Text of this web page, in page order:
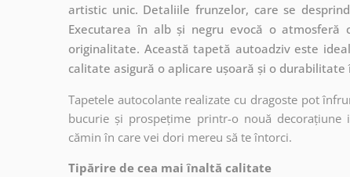
artistic unic. Detaliile frunzelor, care se
Executarea în alb și negru evocă o
originalitate. Această tapetă autoadziv este
calitate asigură o aplicare ușoară și o durabilitate
Tapetele autocolante realizate cu dragoste pot
bucurie și prospețime printr-o nouă
cămin în care vei dori mereu să te întorci.
Tipărire de cea mai înaltă calitate